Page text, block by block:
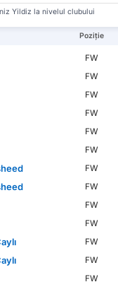
Yildiz la nivelul clubului
Poziție
FW
FW
FW
FW
FW
FW
FW
FW
FW
FW
FW
FW
FW